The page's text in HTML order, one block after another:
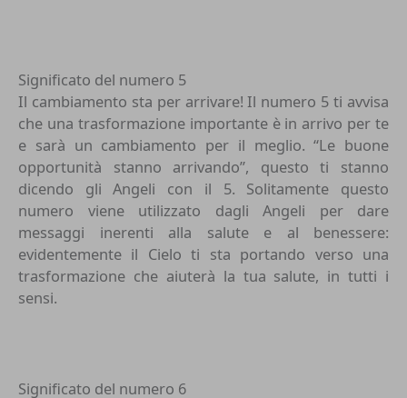
Significato del numero 5
Il cambiamento sta per arrivare! Il numero 5 ti avvisa
che una trasformazione importante è in arrivo per te
e sarà un cambiamento per il meglio. “Le buone
opportunità stanno arrivando”, questo ti stanno
dicendo gli Angeli con il 5. Solitamente questo
numero viene utilizzato dagli Angeli per dare
messaggi inerenti alla salute e al benessere:
evidentemente il Cielo ti sta portando verso una
trasformazione che aiuterà la tua salute, in tutti i
sensi.
Significato del numero 6